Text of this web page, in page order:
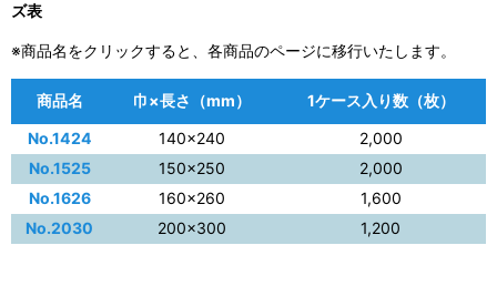
ズ表
※商品名をクリックすると、各商品のページに移行いたします。
商品名 巾×長さ（mm）
1ケース入り数（枚）
No.1424
140×240
2,000
No.1525
150×250
2,000
No.1626
160×260
1,600
No.2030
200×300 1,200